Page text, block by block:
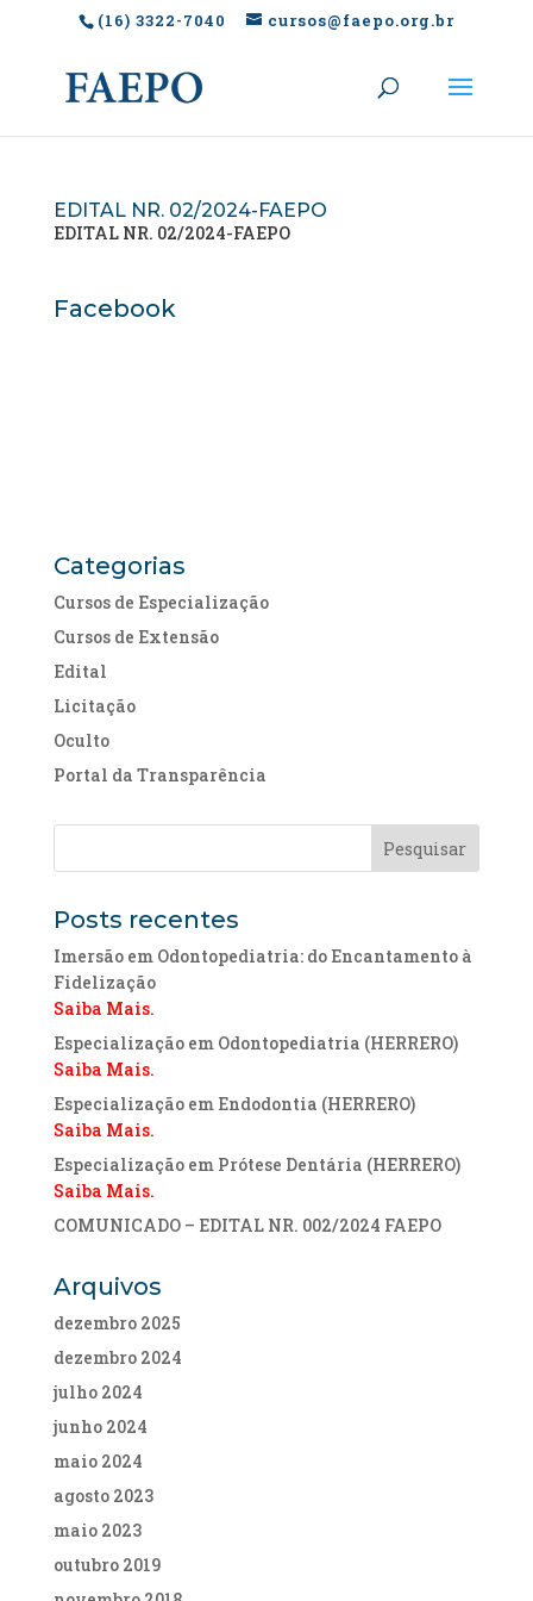
(16) 3322-7040 cursos@faepo.org.br
EDITAL NR. 02/2024-FAEPO
EDITAL NR. 02/2024-FAEPO
Facebook
Categorias
Cursos de Especialização
Cursos de Extensão
Edital
Licitação
Oculto
Portal da Transparência
Posts recentes
Imersão em Odontopediatria: do Encantamento à
Fidelização
Saiba Mais.
Especialização em Odontopediatria (HERRERO)
Saiba Mais.
Especialização em Endodontia (HERRERO)
Saiba Mais.
Especialização em Prótese Dentária (HERRERO)
Saiba Mais.
COMUNICADO – EDITAL NR. 002/2024 FAEPO
Arquivos
dezembro 2025
dezembro 2024
julho 2024
junho 2024
maio 2024
agosto 2023
maio 2023
outubro 2019